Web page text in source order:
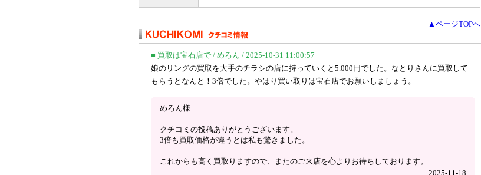
▲ページTOPへ
■ 買取は宝石店で / めろん / 2025-10-31 11:00:57
娘のリングの買取を大手のチラシの店に持っていくと5.000円でした。なとりさんに買取して
もらうとなんと！3倍でした。やはり買い取りは宝石店でお願いしましょう。
めろん様
クチコミの投稿ありがとうございます。
3倍も買取価格が違うとは私も驚きました。
これからも高く買取りますので、またのご来店を心よりお待ちしております。
2025-11-18